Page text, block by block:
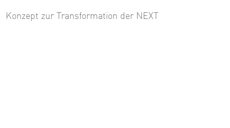
Konzept zur Transformation der NEXT